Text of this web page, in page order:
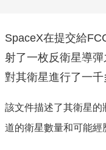
SpaceX在提交給
射了一枚反衛星導
對其衛星進行了一千
該文件描述了其衛星的
道的衛星數量和可能經